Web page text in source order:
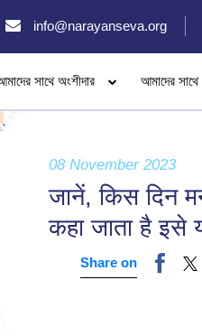
info@narayanseva.org
সাথে অংশীদার আমাদের
08 November 2023
जानें, किस दिन
कहा जाता है इसे
Share on